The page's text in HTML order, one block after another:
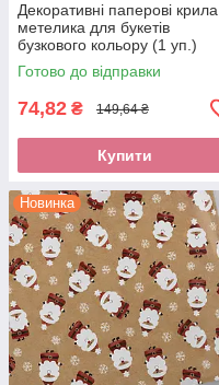
Декоративні паперові крила
метелика для букетів
бузкового кольору (1 уп.)
Готово до відправки
74,82 ₴ 149,64 ₴
Купити
Новинка